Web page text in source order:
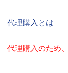
代理購入とは
代理購入のため